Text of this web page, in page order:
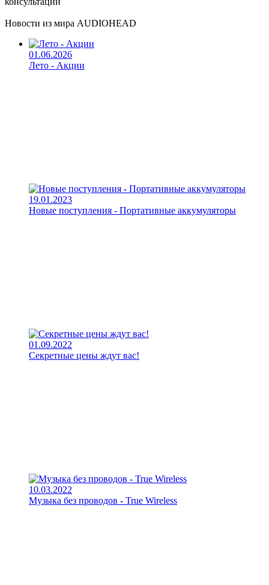
Новости из мира AUDIOHEAD
01.06.2026
Лето - Акции
19.01.2023
Новые поступления - Портативные аккумуляторы
01.09.2022
Секретные цены ждут вас!
10.03.2022
Музыка без проводов - True Wireless